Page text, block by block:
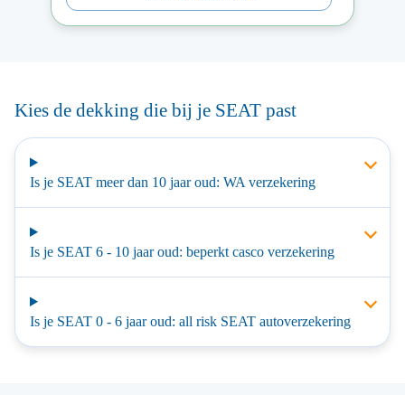
Kies de dekking die bij je SEAT past
Is je SEAT meer dan 10 jaar oud: WA verzekering
Is je SEAT 6 - 10 jaar oud: beperkt casco verzekering
Is je SEAT 0 - 6 jaar oud: all risk SEAT autoverzekering